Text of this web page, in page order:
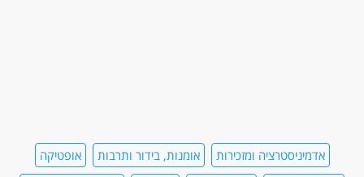
אדמיניסטרציה ומזכירות אומנות, בידור ותרבות
אופטיקה